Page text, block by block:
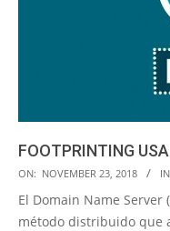
FOOTPRINTING
2018-
11-
23
ON: NOVEMBER 23, 2018
El Domain Name Server
método distribuido que